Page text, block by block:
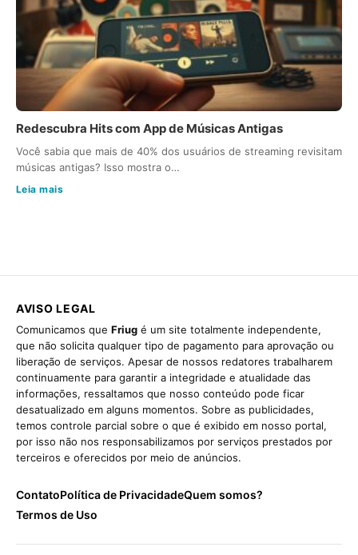
Redescubra Hits com App de Músicas Antigas
Você sabia que mais de 40% dos usuários de streaming revisitam
músicas antigas? Isso mostra o…
Leia mais
AVISO LEGAL
Comunicamos que Friug é um site totalmente independente,
que não solicita qualquer tipo de pagamento para aprovação ou
liberação de serviços. Apesar de nossos redatores trabalharem
continuamente para garantir a integridade e atualidade das
informações, ressaltamos que nosso conteúdo pode ficar
desatualizado em alguns momentos. Sobre as publicidades,
temos controle parcial sobre o que é exibido em nosso portal,
por isso não nos responsabilizamos por serviços prestados por
terceiros e oferecidos por meio de anúncios.
ContatoPolítica de PrivacidadeQuem somos?
Termos de Uso